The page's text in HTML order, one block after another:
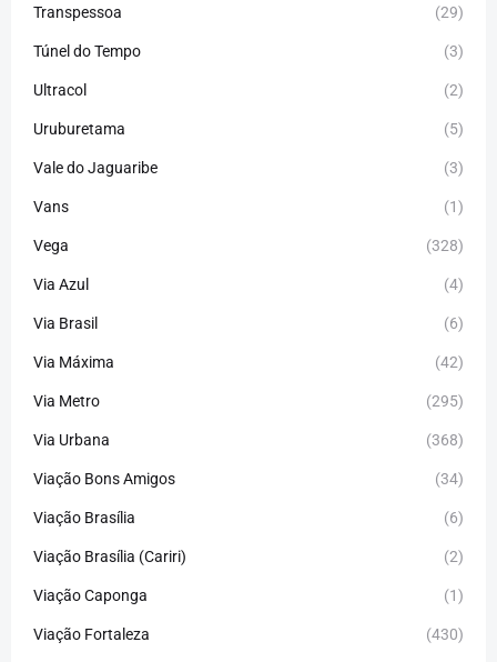
Transpessoa (29)
Túnel do Tempo (3)
Ultracol (2)
Uruburetama (5)
Vale do Jaguaribe (3)
Vans (1)
Vega (328)
Via Azul (4)
Via Brasil (6)
Via Máxima (42)
Via Metro (295)
Via Urbana (368)
Viação Bons Amigos (34)
Viação Brasília (6)
Viação Brasília (Cariri) (2)
Viação Caponga (1)
Viação Fortaleza (430)